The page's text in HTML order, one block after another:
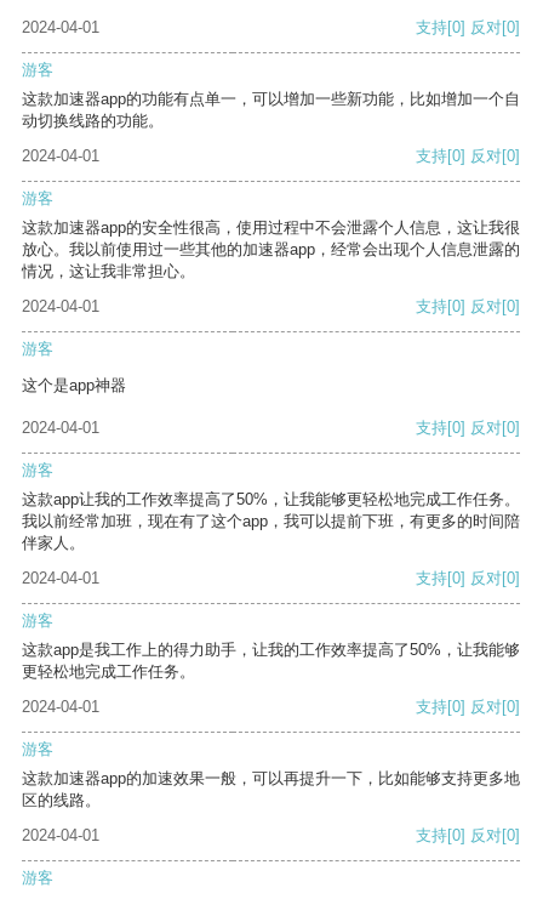
2024-04-01 支持[0] 反对[0]
游客
这款加速器app的功能有点单一，可以增加一些新功能，比如增加一个自
动切换线路的功能。
2024-04-01
支持[0] 反对[0]
游客
这款加速器app的安全性很高，使用过程中不会泄露个人信息，这让我很
放心。我以前使用过一些其他的加速器app，经常会出现个人信息泄露的
情况，这让我非常担心。
2024-04-01
支持[0] 反对[0]
游客
这个是app神器
2024-04-01 支持[0] 反对[0]
游客
这款app让我的工作效率提高了50%，让我能够更轻松地完成工作任务。
我以前经常加班，现在有了这个app，我可以提前下班，有更多的时间陪
伴家人。
2024-04-01
支持[0] 反对[0]
游客
这款app是我工作上的得力助手，让我的工作效率提高了50%，让我能够
更轻松地完成工作任务。
2024-04-01
支持[0] 反对[0]
游客
这款加速器app的加速效果一般，可以再提升一下，比如能够支持更多地
区的线路。
2024-04-01
支持[0] 反对[0]
游客